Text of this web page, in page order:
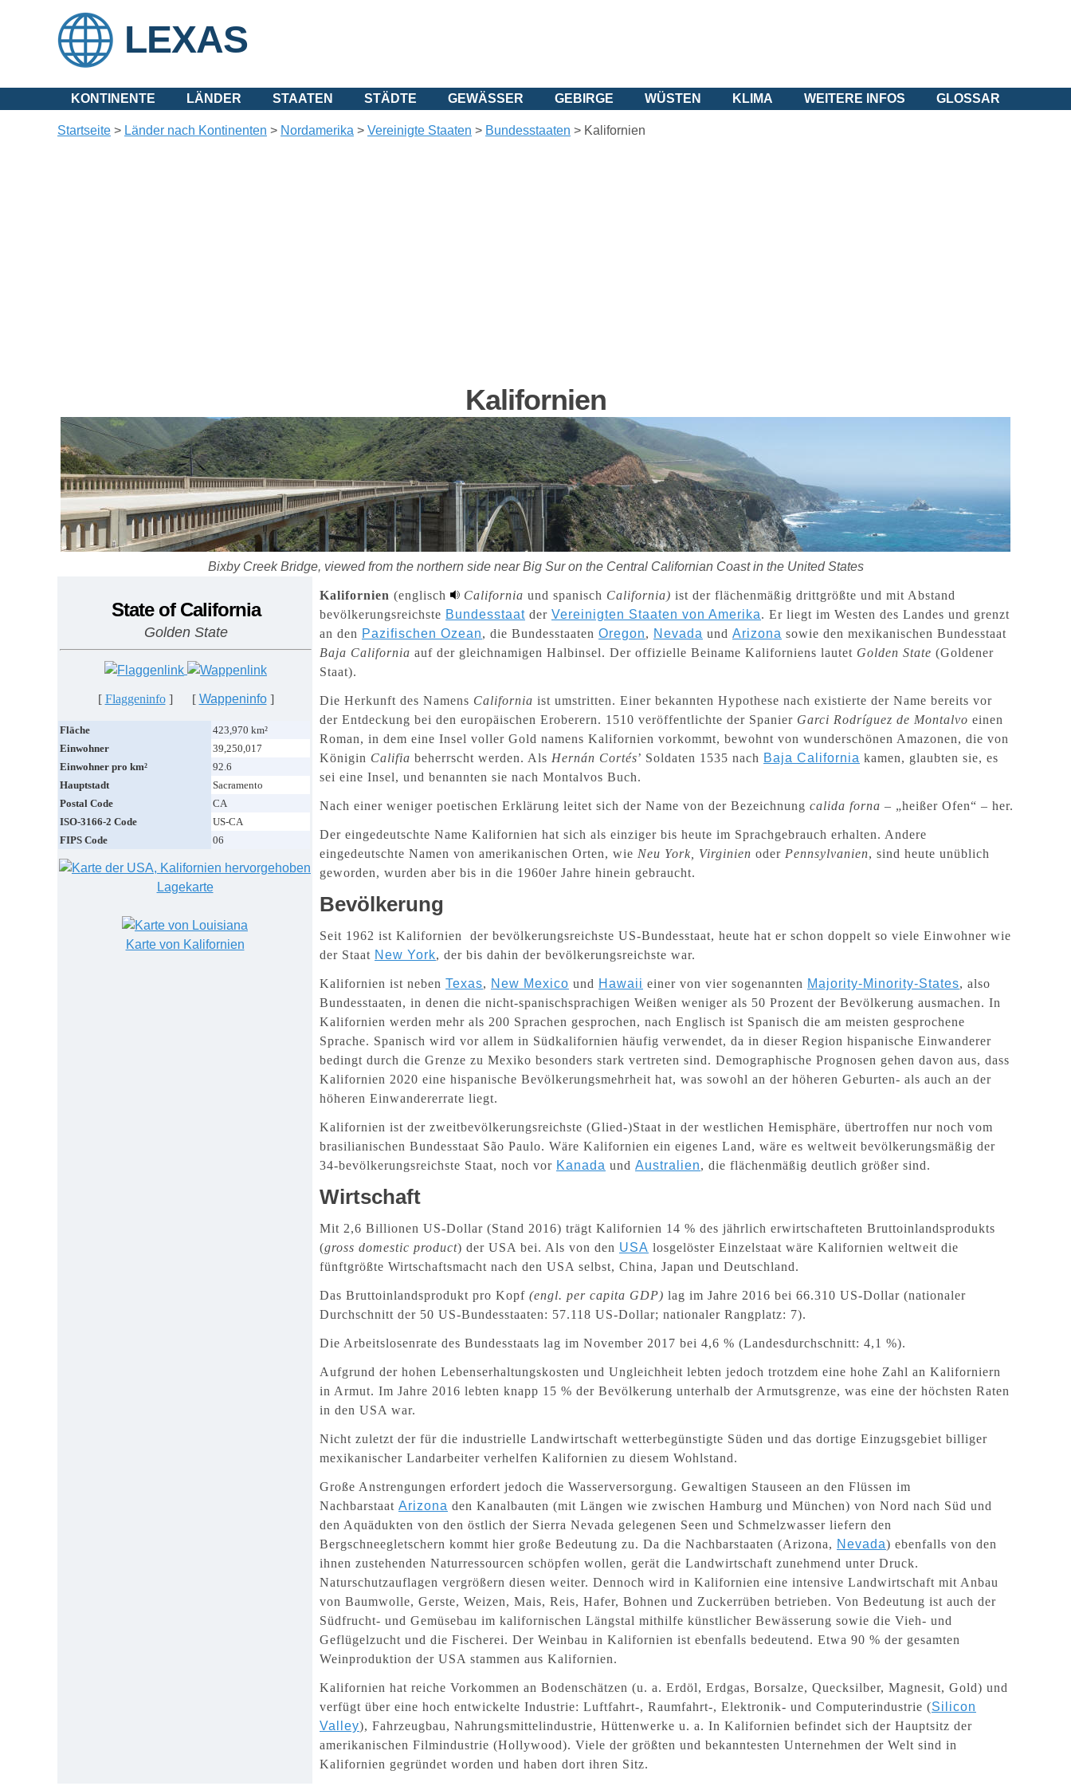
LEXAS
KONTINENTE LÄNDER STAATEN STÄDTE GEWÄSSER GEBIRGE WÜSTEN KLIMA WEITERE INFOS GLOSSAR
Startseite > Länder nach Kontinenten > Nordamerika > Vereinigte Staaten > Bundesstaaten > Kalifornien
Kalifornien
Bixby Creek Bridge, viewed from the northern side near Big Sur on the Central Californian Coast in the United States
State of California
Golden State
[ Flaggeninfo] [ Wappeninfo]
Fläche
423,970 km²
Einwohner
39,250,017
Einwohner pro km²
92.6
Hauptstadt
Sacramento
Postal Code
CA
ISO-3166-2 Code
US-CA
FIPS Code
06
Lagekarte
Karte von Kalifornien
Kalifornien (englisch California und spanisch California) ist der flächenmäßig drittgrößte und mit Abstand
bevölkerungsreichste Bundesstaat der Vereinigten Staaten von Amerika. Er liegt im Westen des Landes und grenzt
an den Pazifischen Ozean, die Bundesstaaten Oregon, Nevada und Arizona sowie den mexikanischen Bundesstaat
Baja California auf der gleichnamigen Halbinsel. Der offizielle Beiname Kaliforniens lautet Golden State (Goldener
Staat).
Die Herkunft des Namens California ist umstritten. Einer bekannten Hypothese nach existierte der Name bereits vor
der Entdeckung bei den europäischen Eroberern. 1510 veröffentlichte der Spanier Garci Rodríguez de Montalvo einen
Roman, in dem eine Insel voller Gold namens Kalifornien vorkommt, bewohnt von wunderschönen Amazonen, die von
Königin Califia beherrscht werden. Als Hernán Cortés’ Soldaten 1535 nach Baja California kamen, glaubten sie, es
sei eine Insel, und benannten sie nach Montalvos Buch.
Nach einer weniger poetischen Erklärung leitet sich der Name von der Bezeichnung calida forna – „heißer Ofen“ – her.
Der eingedeutschte Name Kalifornien hat sich als einziger bis heute im Sprachgebrauch erhalten. Andere
eingedeutschte Namen von amerikanischen Orten, wie Neu York, Virginien oder Pennsylvanien, sind heute unüblich
geworden, wurden aber bis in die 1960er Jahre hinein gebraucht.
Bevölkerung
Seit 1962 ist Kalifornien der bevölkerungsreichste US-Bundesstaat, heute hat er schon doppelt so viele Einwohner wie
der Staat New York, der bis dahin der bevölkerungsreichste war.
Kalifornien ist neben Texas, New Mexico und Hawaii einer von vier sogenannten Majority-Minority-States, also
Bundesstaaten, in denen die nicht-spanischsprachigen Weißen weniger als 50 Prozent der Bevölkerung ausmachen. In
Kalifornien werden mehr als 200 Sprachen gesprochen, nach Englisch ist Spanisch die am meisten gesprochene
Sprache. Spanisch wird vor allem in Südkalifornien häufig verwendet, da in dieser Region hispanische Einwanderer
bedingt durch die Grenze zu Mexiko besonders stark vertreten sind. Demographische Prognosen gehen davon aus, dass
Kalifornien 2020 eine hispanische Bevölkerungsmehrheit hat, was sowohl an der höheren Geburten- als auch an der
höheren Einwandererrate liegt.
Kalifornien ist der zweitbevölkerungsreichste (Glied-)Staat in der westlichen Hemisphäre, übertroffen nur noch vom
brasilianischen Bundesstaat São Paulo. Wäre Kalifornien ein eigenes Land, wäre es weltweit bevölkerungsmäßig der
34-bevölkerungsreichste Staat, noch vor Kanada und Australien, die flächenmäßig deutlich größer sind.
Wirtschaft
Mit 2,6 Billionen US-Dollar (Stand 2016) trägt Kalifornien 14 % des jährlich erwirtschafteten Bruttoinlandsprodukts
(gross domestic product) der USA bei. Als von den USA losgelöster Einzelstaat wäre Kalifornien weltweit die
fünftgrößte Wirtschaftsmacht nach den USA selbst, China, Japan und Deutschland.
Das Bruttoinlandsprodukt pro Kopf (engl. per capita GDP) lag im Jahre 2016 bei 66.310 US-Dollar (nationaler
Durchschnitt der 50 US-Bundesstaaten: 57.118 US-Dollar; nationaler Rangplatz: 7).
Die Arbeitslosenrate des Bundesstaats lag im November 2017 bei 4,6 % (Landesdurchschnitt: 4,1 %).
Aufgrund der hohen Lebenserhaltungskosten und Ungleichheit lebten jedoch trotzdem eine hohe Zahl an Kaliforniern
in Armut. Im Jahre 2016 lebten knapp 15 % der Bevölkerung unterhalb der Armutsgrenze, was eine der höchsten Raten
in den USA war.
Nicht zuletzt der für die industrielle Landwirtschaft wetterbegünstigte Süden und das dortige Einzugsgebiet billiger
mexikanischer Landarbeiter verhelfen Kalifornien zu diesem Wohlstand.
Große Anstrengungen erfordert jedoch die Wasserversorgung. Gewaltigen Stauseen an den Flüssen im
Nachbarstaat Arizona den Kanalbauten (mit Längen wie zwischen Hamburg und München) von Nord nach Süd und
den Aquädukten von den östlich der Sierra Nevada gelegenen Seen und Schmelzwasser liefern den
Bergschneegletschern kommt hier große Bedeutung zu. Da die Nachbarstaaten (Arizona, Nevada) ebenfalls von den
ihnen zustehenden Naturressourcen schöpfen wollen, gerät die Landwirtschaft zunehmend unter Druck.
Naturschutzauflagen vergrößern diesen weiter. Dennoch wird in Kalifornien eine intensive Landwirtschaft mit Anbau
von Baumwolle, Gerste, Weizen, Mais, Reis, Hafer, Bohnen und Zuckerrüben betrieben. Von Bedeutung ist auch der
Südfrucht- und Gemüsebau im kalifornischen Längstal mithilfe künstlicher Bewässerung sowie die Vieh- und
Geflügelzucht und die Fischerei. Der Weinbau in Kalifornien ist ebenfalls bedeutend. Etwa 90 % der gesamten
Weinproduktion der USA stammen aus Kalifornien.
Kalifornien hat reiche Vorkommen an Bodenschätzen (u. a. Erdöl, Erdgas, Borsalze, Quecksilber, Magnesit, Gold) und
verfügt über eine hoch entwickelte Industrie: Luftfahrt-, Raumfahrt-, Elektronik- und Computerindustrie (Silicon
Valley), Fahrzeugbau, Nahrungsmittelindustrie, Hüttenwerke u. a. In Kalifornien befindet sich der Hauptsitz der
amerikanischen Filmindustrie (Hollywood). Viele der größten und bekanntesten Unternehmen der Welt sind in
Kalifornien gegründet worden und haben dort ihren Sitz.